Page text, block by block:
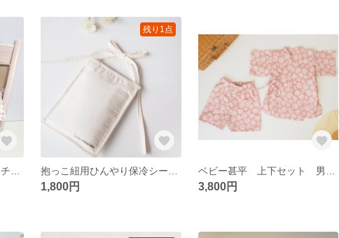
残り1点
1,800円 3,800円